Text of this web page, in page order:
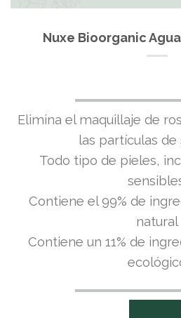
Nuxe Bioorganic
Elimina el maquillaje de
las partículas de
Todo tipo de pieles,
Contiene el 99% de
natural
Contiene un 11% de